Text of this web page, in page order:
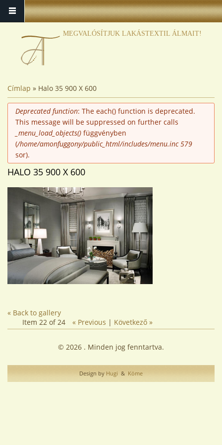
MEGVALÓSÍTJUK LAKÁSTEXTIL ÁLMAIT!
JELENLEGI HELY
Címlap » Halo 35 900 X 600
HIBAÜZENET
Deprecated function: The each() function is deprecated.
This message will be suppressed on further calls
_menu_load_objects() függvényben
(/home/amonfuggony/public_html/includes/menu.inc 579
sor).
HALO 35 900 X 600
« Back to gallery
Item 22 of 24
« Previous | Következő »
© 2026 . Minden jog fenntartva.
Design by Hugi & Köme